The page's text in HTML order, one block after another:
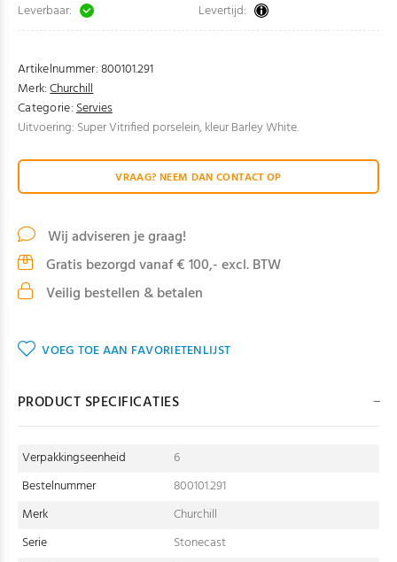
Leverbaar: Levertijd:
Artikelnummer:800101.291
Merk:Churchill
Categorie:Servies
Uitvoering: Super Vitrified porselein, kleur Barley White.
VRAAG? NEEM DAN CONTACT OP
Wij adviseren je graag!
Gratis bezorgd vanaf € 100,- excl. BTW
Veilig bestellen & betalen
VOEG TOE AAN FAVORIETENLIJST
PRODUCT SPECIFICATIES
Verpakkingseenheid
6
Bestelnummer
800101.291
Merk
Churchill
Serie
Stonecast